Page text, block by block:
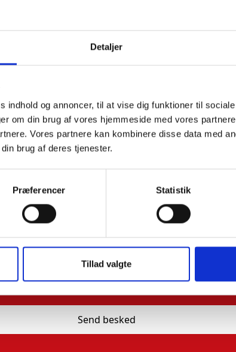
Detaljer
indhold og annoncer, til at vise dig funktioner til
om din brug af vores hjemmeside med vores
Vores partnere kan kombinere disse data med
brug af deres tjenester.
Præferencer Statistik
Tillad valgte
Kontakt os
Telefon*: